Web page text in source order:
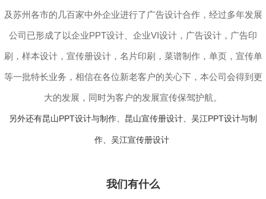
及苏州各市的几百家中外企业进行了广告设计合作，经过多年发展
公司已形成了以企业PPT设计、企业VI设计，广告设计，广告印
刷，样本设计，宣传册设计，名片印刷，菜谱制作，单页，宣传单
等一批特长业务，相信在各位新老客户的关心下，本公司会得到更
大的发展，同时为客户的发展宣传保驾护航。
另外还有昆山PPT设计与制作、昆山宣传册设计、吴江PPT设计与制
作、吴江宣传册设计
我们有什么